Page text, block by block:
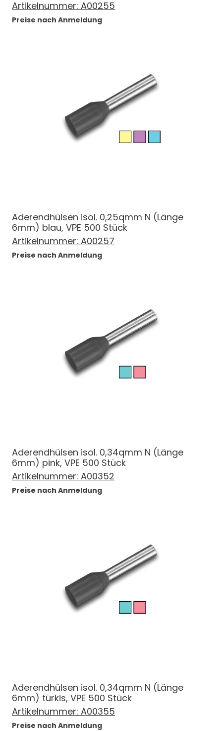
Artikelnummer: A00255
Preise nach Anmeldung
Aderendhülsen isol. 0,25qmm N (Länge
6mm) blau, VPE 500 Stück
Artikelnummer: A00257
Preise nach Anmeldung
Aderendhülsen isol. 0,34qmm N (Länge
6mm) pink, VPE 500 Stück
Artikelnummer: A00352
Preise nach Anmeldung
Aderendhülsen isol. 0,34qmm N (Länge
6mm) türkis, VPE 500 Stück
Artikelnummer: A00355
Preise nach Anmeldung